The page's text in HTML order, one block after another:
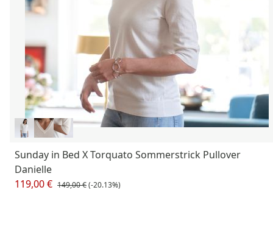
Sunday in Bed X Torquato Sommerstrick Pullover
Danielle
119,00 € 149,00 €(-20.13%)